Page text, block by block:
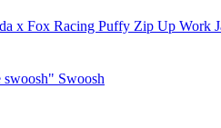
x Fox Racing Puffy Zip Up Work
Swoosh